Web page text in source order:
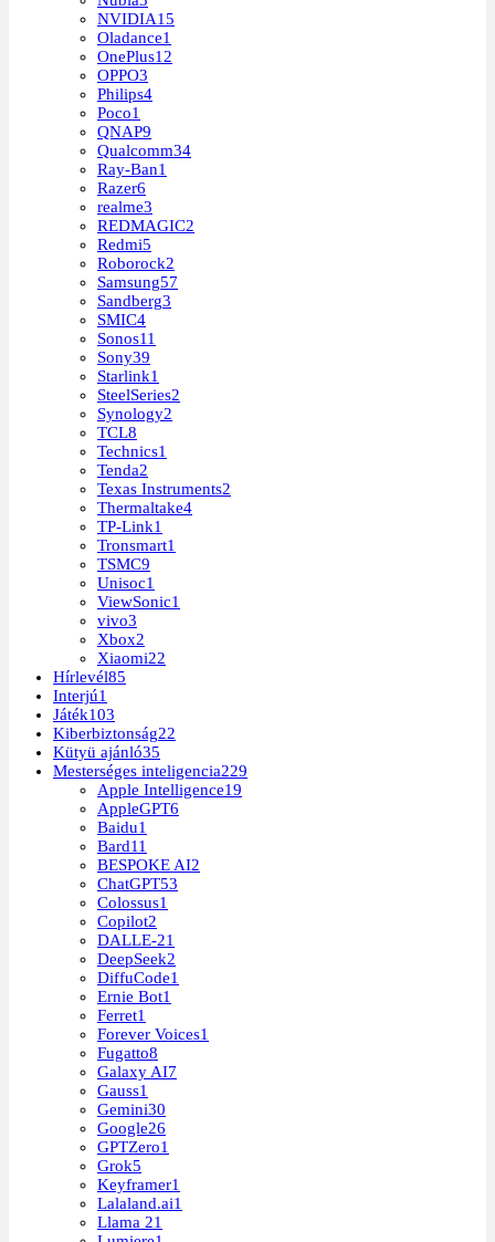
NVIDIA15
Oladance1
OnePlus12
OPPO3
Philips4
Poco1
QNAP9
Qualcomm34
Ray-Ban1
Razer6
realme3
REDMAGIC2
Redmi5
Roborock2
Samsung57
Sandberg3
SMIC4
Sonos11
Sony39
Starlink1
SteelSeries2
Synology2
TCL8
Technics1
Tenda2
Texas Instruments2
Thermaltake4
TP-Link1
Tronsmart1
TSMC9
Unisoc1
ViewSonic1
vivo3
Xbox2
Xiaomi22
Hírlevél85
Interjú1
Játék103
Kiberbiztonság22
Kütyü ajánló35
Mesterséges inteligencia229
Apple Intelligence19
AppleGPT6
Baidu1
Bard11
BESPOKE AI2
ChatGPT53
Colossus1
Copilot2
DALLE-21
DeepSeek2
DiffuCode1
Ernie Bot1
Ferret1
Forever Voices1
Fugatto8
Galaxy AI7
Gauss1
Gemini30
Google26
GPTZero1
Grok5
Keyframer1
Lalaland.ai1
Llama 21